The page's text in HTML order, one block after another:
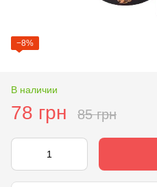
−8%
В наличии
78 грн 85 грн